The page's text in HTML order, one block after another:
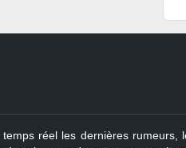
temps réel les dernières rumeurs,